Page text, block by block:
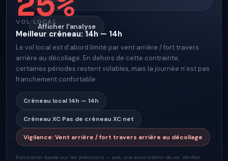
VOL LOCAL
Meilleur créneau: 14h — 14h
Le vol local est d’abord limité par vent arrière / fort travers
arrière au décollage. En dehors de cette contrainte,
certaines périodes restent volables, mais la journée n’est pas
franchement confortable.
Créneau local14h — 14h
Créneau XC Pas de créneau XC net
Vigilance:Vent arrière / fort travers arrière au décollage
Estimation basée sur les prévisions — pas une autorisation de vol. Vérifiez
Afficher l’analyse